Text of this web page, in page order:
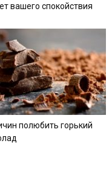
вашего спокойствия
полюбить горький